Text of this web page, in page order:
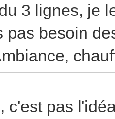
3 lignes, je
pas besoin
c'est pas